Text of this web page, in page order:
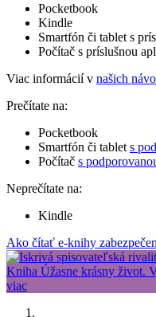
Pocketbook
Kindle
Smartfón či tablet s
Počítač s príslušnou
Viac informácií v našich
Prečítate na:
Pocketbook
Smartfón či tablet s
Počítač s
Neprečítate na:
Kindle
Ako čítať e-knihy